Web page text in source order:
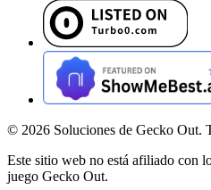
© 2026 Soluciones de Gecko Out.
Este sitio web no está afiliado con
juego Gecko Out.